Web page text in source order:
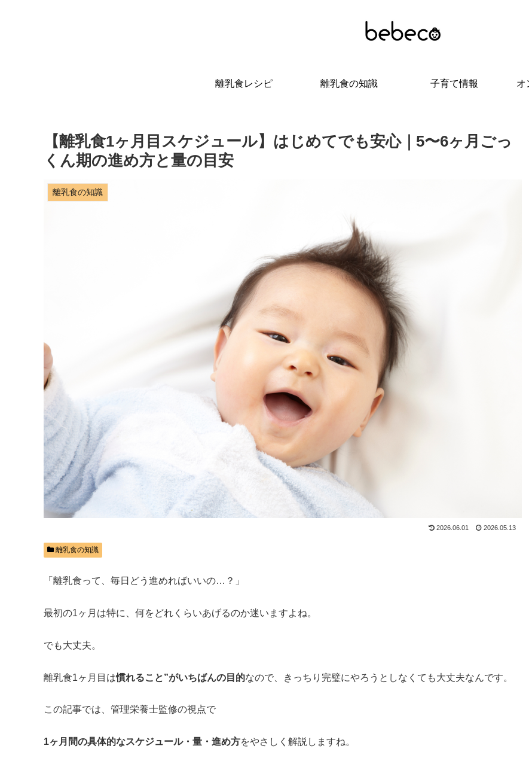
離乳食レシピ 離乳食の知識 子育て情報 オ
【離乳食1ヶ月目スケジュール】はじめてでも安心｜5〜6ヶ月ごっ
くん期の進め方と量の目安
離乳食の知識
2026.06.01 2026.05.13
離乳食の知識
「離乳食って、毎日どう進めればいいの…？」
最初の1ヶ月は特に、何をどれくらいあげるのか迷いますよね。
でも大丈夫。
離乳食1ヶ月目は慣れること”がいちばんの目的なので、きっちり完璧にやろうとしなくても大丈夫なんです。
この記事では、管理栄養士監修の視点で
1ヶ月間の具体的なスケジュール・量・進め方をやさしく解説しますね。